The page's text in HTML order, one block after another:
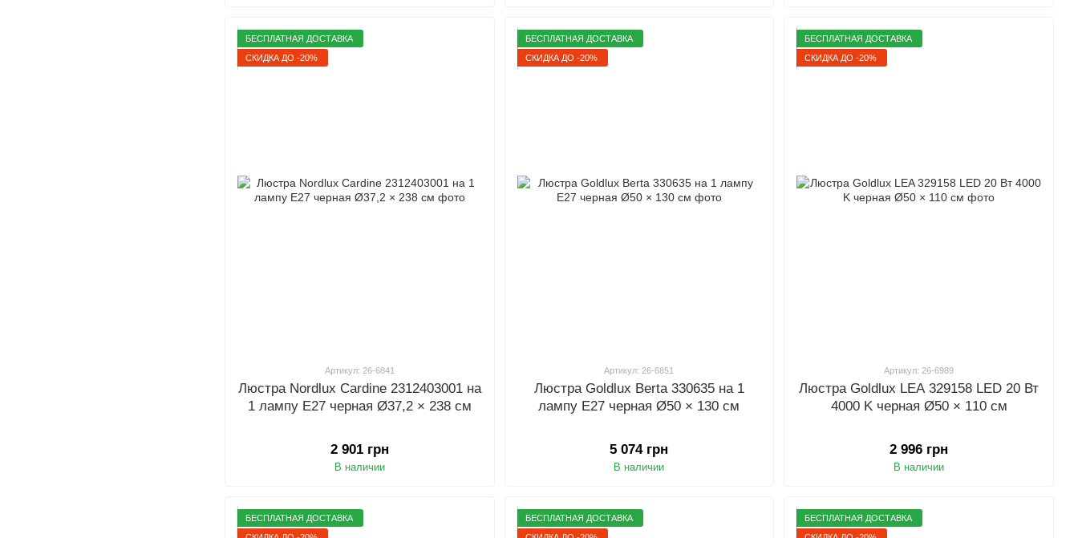
БЕСПЛАТНАЯ ДОСТАВКА
СКИДКА ДО -20%
Артикул: 26-6841
Люстра Nordlux Cardine 2312403001 на
1 лампу E27 черная Ø37,2 × 238 см
2 901 грн
В наличии
БЕСПЛАТНАЯ ДОСТАВКА
СКИДКА ДО -20%
Артикул: 26-6851
Люстра Goldlux Berta 330635 на 1
лампу E27 черная Ø50 × 130 см
5 074 грн
В наличии
БЕСПЛАТНАЯ ДОСТАВКА
СКИДКА ДО -20%
Артикул: 26-6989
Люстра Goldlux LEA 329158 LED 20 Вт
4000 K черная Ø50 × 110 см
2 996 грн
В наличии
БЕСПЛАТНАЯ ДОСТАВКА
БЕСПЛАТНАЯ ДОСТАВКА
БЕСПЛАТНАЯ ДОСТАВКА